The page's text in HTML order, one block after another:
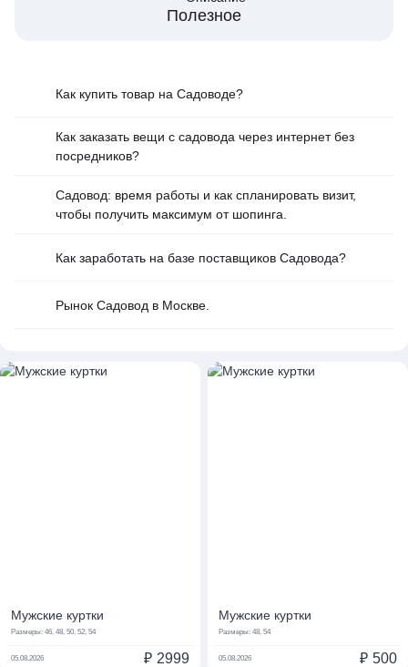
Полезное
Как купить товар на Cадоводе?
Как заказать вещи с садовода через интернет без
посредников?
Садовод: время работы и как спланировать визит,
чтобы получить максимум от шопинга.
Как заработать на базе поставщиков Садовода?
Рынок Садовод в Москве.
Мужские куртки
Размеры: 46, 48, 50, 52, 54
05.08.2026 ₽ 2999
Мужские куртки
Размеры: 48, 54
05.08.2026 ₽ 500